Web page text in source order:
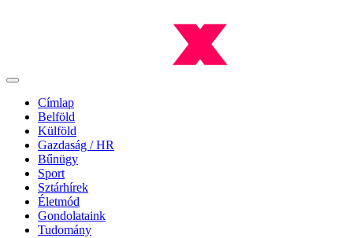
Címlap
Belföld
Külföld
Gazdaság / HR
Bűnügy
Sport
Sztárhírek
Életmód
Gondolataink
Tudomány